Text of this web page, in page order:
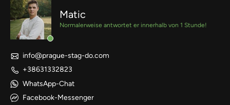
Matic
Normalerweise antwortet er innerhalb von 1 Stunde!
info@prague-stag-do.com
+38631332823
WhatsApp-Chat
Facebook-Messenger